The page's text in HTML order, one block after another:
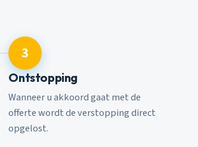
3
Ontstopping
Wanneer u akkoord gaat met de
offerte wordt de verstopping direct
opgelost.